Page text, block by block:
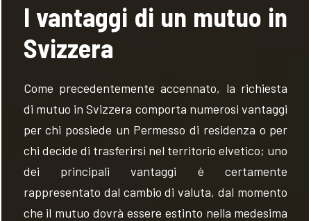
I vantaggi di un mutuo in
Svizzera
Come precedentemente accennato, la richiesta
di mutuo in Svizzera comporta numerosi vantaggi
per chi possiede un Permesso di residenza o per
chi decide di trasferirsi nel territorio elvetico; uno
dei principali vantaggi è certamente
rappresentato dal cambio di valuta, dal momento
che il mutuo dovrà essere estinto nella medesima